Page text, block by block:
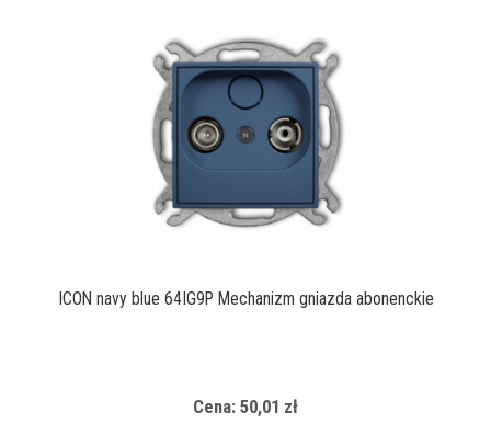
ICON navy blue 64IG9P Mechanizm gniazda abonenckie
Cena: 50,01 zł